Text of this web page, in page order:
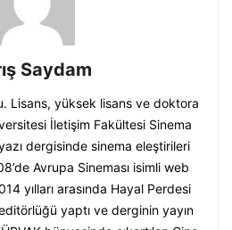
Saydam
Lisans, yüksek lisans ve doktora
İletişim Fakültesi Sinema
dergisinde sinema eleştirileri
Avrupa Sineması isimli web
yılları arasında Hayal Perdesi
yaptı ve derginin yayın